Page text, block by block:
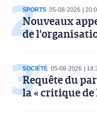
SPORTS 05-08-2026
Nouveaux
de
SOCIÉTÉ 05-08-2026
Requête du
la « critique